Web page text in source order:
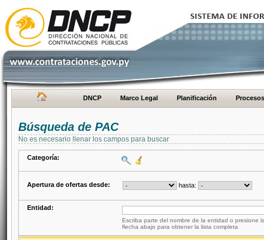
DNCP Marco Legal Planificación Procesos
Búsqueda de PAC
No es necesario llenar los campos para buscar
Categoría:
Apertura de ofertas desde: hasta:
Entidad:
Escriba parte del nombre de la entidad o presione
flecha abajo para obtener la lista completa